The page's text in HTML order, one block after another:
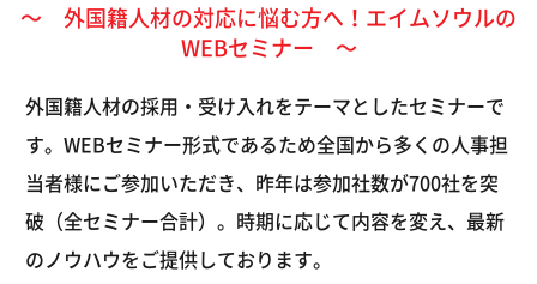
～ 外国籍人材の対応に悩む方へ！エイムソウルの
WEBセミナー ～
外国籍人材の採用・受け入れをテーマとしたセミナーで
す。WEBセミナー形式であるため全国から多くの人事担
当者様にご参加いただき、昨年は参加社数が700社を突
破（全セミナー合計）。時期に応じて内容を変え、最新
のノウハウをご提供しております。